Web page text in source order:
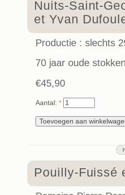
Nuits-Saint-
et Yvan
Productie : slechts
70 jaar oude stokken
€45,90
Aantal: *
Pouilly-Fuissé